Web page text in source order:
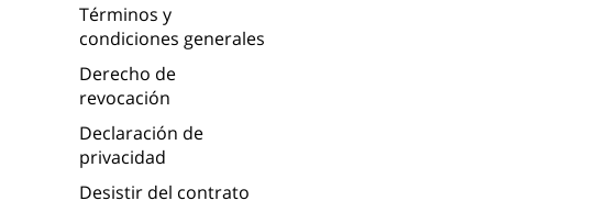
Términos y
condiciones generales
Derecho de
revocación
Declaración de
privacidad
Desistir del contrato